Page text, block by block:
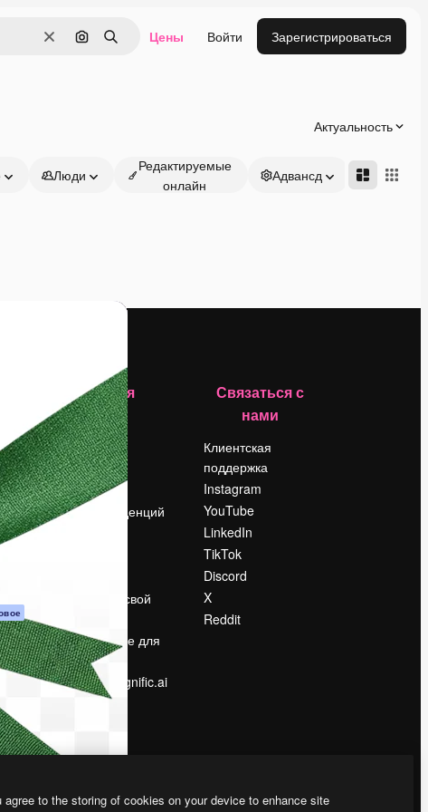
ОчиститьПоиск по изображению
Поиск Цены Войти Зарегистрироваться
Актуальность
Люди
Редактируемые
онлайн
Адвансд
по
Компания
Цены
О нас
Reviews
Вакансии
Поиск тенденций
Продайте свой
Помещение для
прессы
Ищете magnific.ai
Связаться с
нами
Клиентская
поддержка
Instagram
YouTube
LinkedIn
TikTok
Discord
X
Reddit
agree to the storing of cookies on your device to enhance site